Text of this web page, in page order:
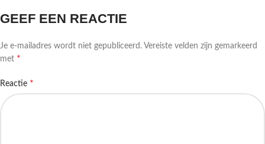
GEEF EEN REACTIE
Je e-mailadres wordt niet gepubliceerd. Vereiste velden zijn gemarkeerd
met *
Reactie *